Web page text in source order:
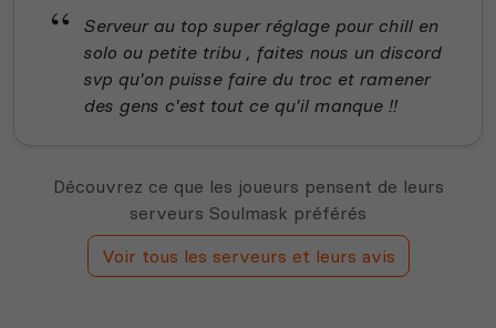
Serveur au top super réglage pour chill en
solo ou petite tribu , faites nous un discord
svp qu'on puisse faire du troc et ramener
des gens c'est tout ce qu'il manque !!
Découvrez ce que les joueurs pensent de leurs
serveurs Soulmask préférés
Voir tous les serveurs et leurs avis